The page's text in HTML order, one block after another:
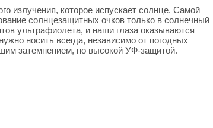
излучения, которое испускает солнце. Самой
солнцезащитных очков только в солнечный
ультрафиолета, и наши глаза оказываются
носить всегда, независимо от погодных
затемнением, но высокой УФ-защитой.